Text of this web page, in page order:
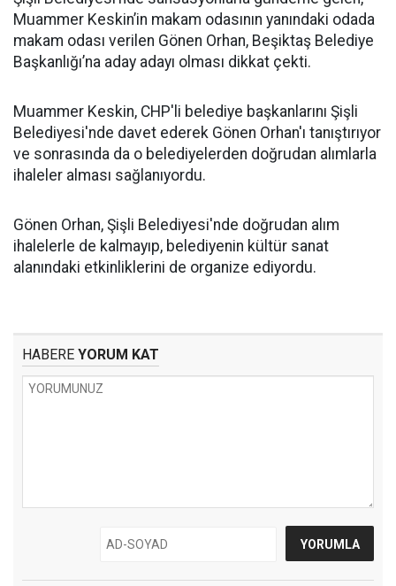
Muammer Keskin’in makam odasının yanındaki odada
makam odası verilen Gönen Orhan, Beşiktaş Belediye
Başkanlığı’na aday adayı olması dikkat çekti.
Muammer Keskin, CHP'li belediye başkanlarını Şişli
Belediyesi'nde davet ederek Gönen Orhan'ı tanıştırıyor
ve sonrasında da o belediyelerden doğrudan alımlarla
ihaleler alması sağlanıyordu.
Gönen Orhan, Şişli Belediyesi'nde doğrudan alım
ihalelerle de kalmayıp, belediyenin kültür sanat
alanındaki etkinliklerini de organize ediyordu.
HABERE YORUM KAT